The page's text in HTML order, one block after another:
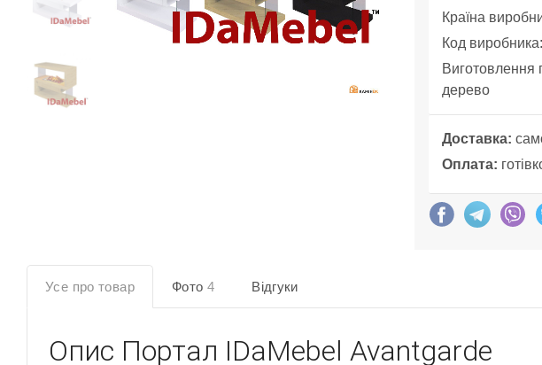
Країна
Код виробника:
Виготовлення
дерево
Доставка:
Оплата:
Усе про товар Фото 4 Відгуки
Опис Портал IDaMebel Avantgarde